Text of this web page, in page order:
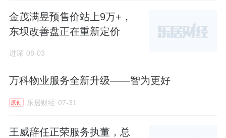
金茂满昱预售价站上9万+，
东坝改善盘正在重新定价
进深 08-03
万科物业服务全新升级——智为更好
原创 乐居财经 07-31
王威辞任正荣服务执董，总